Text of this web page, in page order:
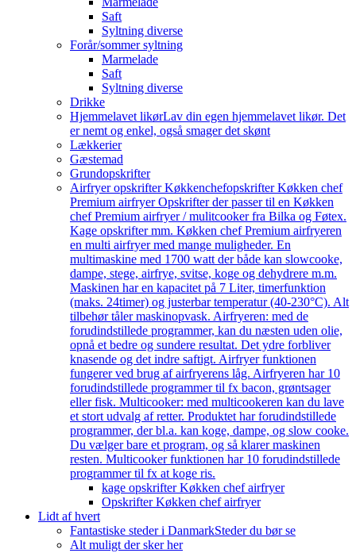
Saft
Syltning diverse
Forår/sommer syltning
Marmelade
Saft
Syltning diverse
Drikke
Hjemmelavet likørLav din egen hjemmelavet likør. Det
er nemt og enkel, også smager det skønt
Lækkerier
Gæstemad
Grundopskrifter
Airfryer opskrifter Køkkenchefopskrifter Køkken chef
Premium airfryer Opskrifter der passer til en Køkken
chef Premium airfryer / mulitcooker fra Bilka og Føtex.
Kage opskrifter mm. Køkken chef Premium airfryeren
en multi airfryer med mange muligheder. En
multimaskine med 1700 watt der både kan slowcooke,
dampe, stege, airfrye, svitse, koge og dehydrere m.m.
Maskinen har en kapacitet på 7 Liter, timerfunktion
(maks. 24timer) og justerbar temperatur (40-230°C). Alt
tilbehør tåler maskinopvask. Airfryeren: med de
forudindstillede programmer, kan du næsten uden olie,
opnå et bedre og sundere resultat. Det ydre forbliver
knasende og det indre saftigt. Airfryer funktionen
fungerer ved brug af airfryerens låg. Airfryeren har 10
forudindstillede programmer til fx bacon, grøntsager
eller fisk. Multicooker: med multicookeren kan du lave
et stort udvalg af retter. Produktet har forudindstillede
programmer, der bl.a. kan koge, dampe, og slow cooke.
Du vælger bare et program, og så klarer maskinen
resten. Multicooker funktionen har 10 forudindstillede
programmer til fx at koge ris.
kage opskrifter Køkken chef airfryer
Opskrifter Køkken chef airfryer
Lidt af hvert
Fantastiske steder i DanmarkSteder du bør se
Alt muligt der sker her